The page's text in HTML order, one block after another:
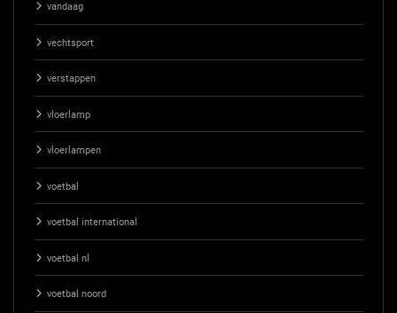
vandaag
vechtsport
verstappen
vloerlamp
vloerlampen
voetbal
voetbal international
voetbal nl
voetbal noord